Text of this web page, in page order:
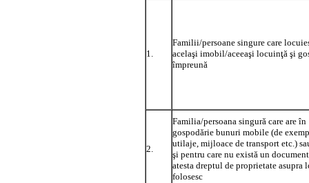
1.
Familii/persoane singure care
acelaşi imobil/aceeaşi locuinţă şi
împreună
2.
Familia/persoana singură care are în
gospodărie bunuri mobile (de
utilaje, mijloace de transport etc.)
şi pentru care nu există un
atesta dreptul de proprietate asupra
folosesc